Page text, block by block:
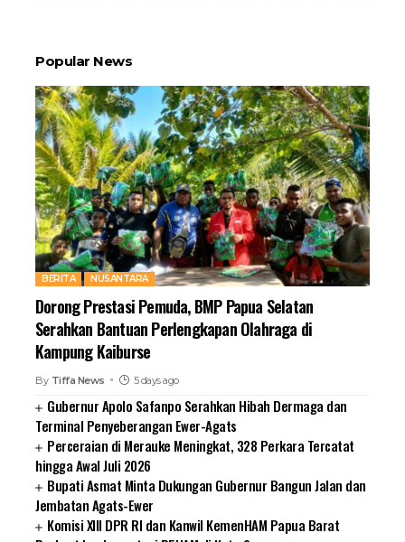
Popular News
BERITA NUSANTARA
Dorong Prestasi Pemuda, BMP Papua Selatan
Serahkan Bantuan Perlengkapan Olahraga di
Kampung Kaiburse
By Tiffa News 5 days ago
Gubernur Apolo Safanpo Serahkan Hibah Dermaga dan
Terminal Penyeberangan Ewer-Agats
Perceraian di Merauke Meningkat, 328 Perkara Tercatat
hingga Awal Juli 2026
Bupati Asmat Minta Dukungan Gubernur Bangun Jalan dan
Jembatan Agats-Ewer
Komisi XIII DPR RI dan Kanwil KemenHAM Papua Barat